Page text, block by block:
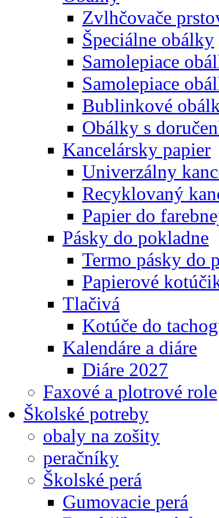
Zvlhčovače
Špeciálne obálky
Samolepiace
Samolepiace
Bublinkové
Obálky s
Kancelársky papier
Univerzálny
Recyklovaný
Papier do
Pásky do pokladne
Termo pásky do
Papierové
Tlačivá
Kotúče do
Kalendáre a diáre
Diáre 2027
Faxové a plotrové role
Školské potreby
obaly na zošity
peračníky
Školské perá
Gumovacie perá